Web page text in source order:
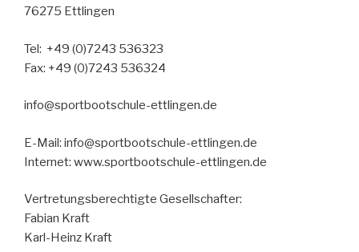
76275 Ettlingen
Tel: +49 (0)7243 536323
Fax: +49 (0)7243 536324
info@sportbootschule-ettlingen.de
E-Mail: info@sportbootschule-ettlingen.de
Internet: www.sportbootschule-ettlingen.de
Vertretungsberechtigte Gesellschafter:
Fabian Kraft
Karl-Heinz Kraft